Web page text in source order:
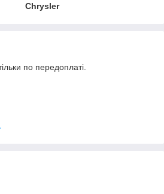
Chrysler
по передоплаті.